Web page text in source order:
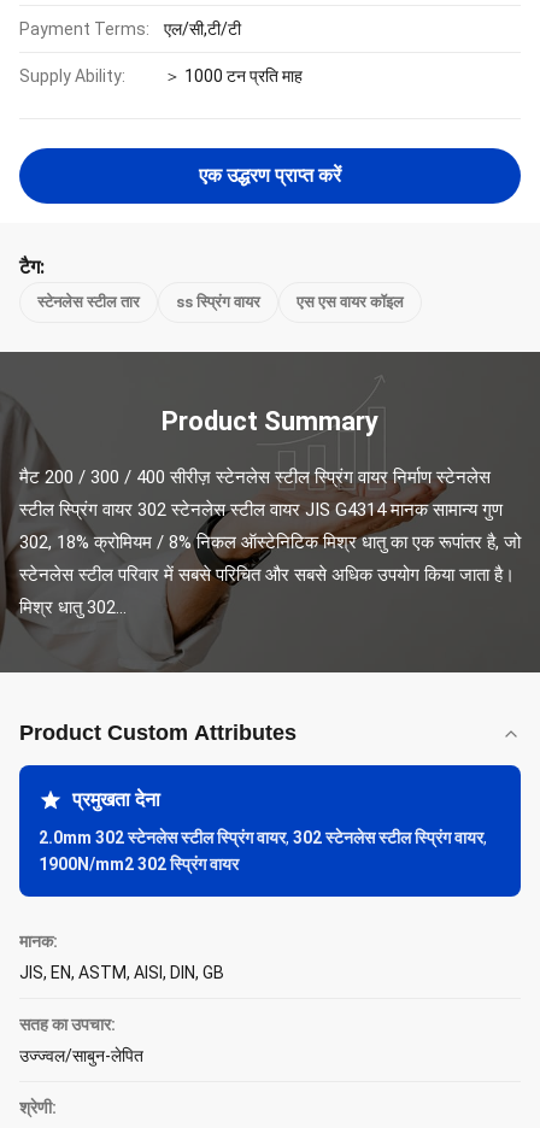
Payment Terms: एल/सी,टी/टी
Supply Ability: ＞ 1000 टन प्रति माह
एक उद्धरण प्राप्त करें
टैग:
स्टेनलेस स्टील तार ss स्प्रिंग वायर एस एस वायर कॉइल
Product Summary
मैट 200 / 300 / 400 सीरीज़ स्टेनलेस स्टील स्प्रिंग वायर निर्माण स्टेनलेस
स्टील स्प्रिंग वायर 302 स्टेनलेस स्टील वायर JIS G4314 मानक सामान्य गुण
302, 18% क्रोमियम / 8% निकल ऑस्टेनिटिक मिश्र धातु का एक रूपांतर है, जो
स्टेनलेस स्टील परिवार में सबसे परिचित और सबसे अधिक उपयोग किया जाता है।
मिश्र धातु 302...
Product Custom Attributes
प्रमुखता देना
2.0mm 302 स्टेनलेस स्टील स्प्रिंग वायर, 302 स्टेनलेस स्टील स्प्रिंग वायर,
1900N/mm2 302 स्प्रिंग वायर
मानक:
JIS, EN, ASTM, AISI, DIN, GB
सतह का उपचार:
उज्ज्वल/साबुन-लेपित
श्रेणी: